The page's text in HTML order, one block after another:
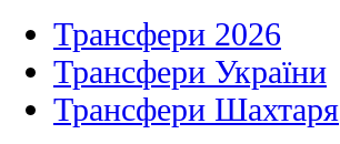
Трансфери 2026
Трансфери України
Трансфери Шахтаря